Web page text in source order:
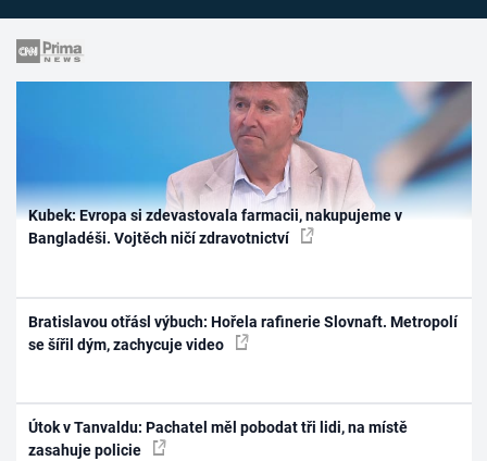
Kubek: Evropa si zdevastovala farmacii, nakupujeme v
Bangladéši. Vojtěch ničí zdravotnictví
Bratislavou otřásl výbuch: Hořela rafinerie Slovnaft. Metropolí
se šířil dým, zachycuje video
Útok v Tanvaldu: Pachatel měl pobodat tři lidi, na místě
zasahuje policie